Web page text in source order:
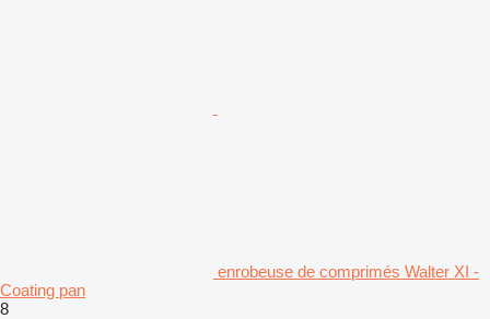
enrobeuse de comprimés Walter XI -
Coating pan
8